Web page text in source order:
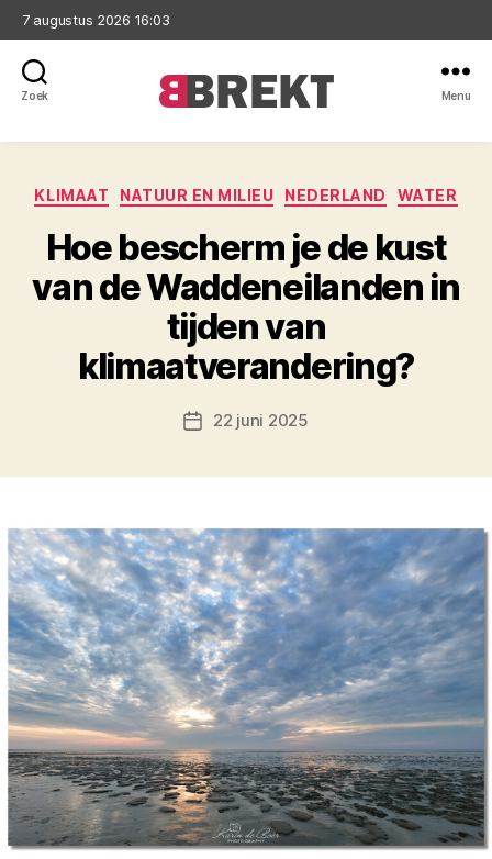
7 augustus 2026 16:03
Zoek Menu
Categorieën
KLIMAAT NATUUR EN MILIEU NEDERLAND WATER
Hoe bescherm je de kust
van de Waddeneilanden in
tijden van
klimaatverandering?
Berichtdatum
22 juni 2025